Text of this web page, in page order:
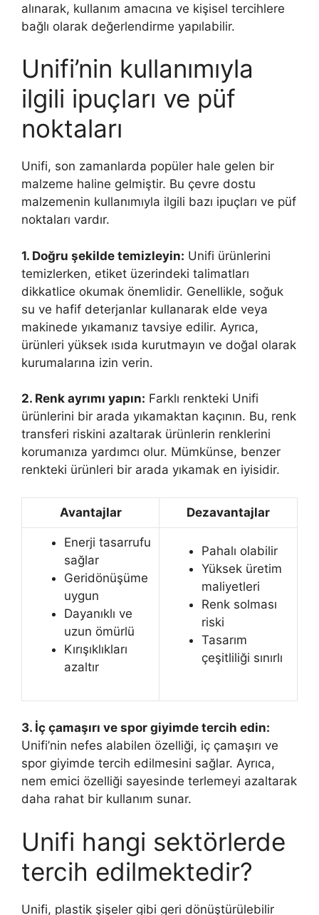
alınarak, kullanım amacına ve kişisel tercihlere
bağlı olarak değerlendirme yapılabilir.
Unifi’nin kullanımıyla
ilgili ipuçları ve püf
noktaları
Unifi, son zamanlarda popüler hale gelen bir
malzeme haline gelmiştir. Bu çevre dostu
malzemenin kullanımıyla ilgili bazı ipuçları ve püf
noktaları vardır.
1. Doğru şekilde temizleyin: Unifi ürünlerini
temizlerken, etiket üzerindeki talimatları
dikkatlice okumak önemlidir. Genellikle, soğuk
su ve hafif deterjanlar kullanarak elde veya
makinede yıkamanız tavsiye edilir. Ayrıca,
ürünleri yüksek ısıda kurutmayın ve doğal olarak
kurumalarına izin verin.
2. Renk ayrımı yapın: Farklı renkteki Unifi
ürünlerini bir arada yıkamaktan kaçının. Bu, renk
transferi riskini azaltarak ürünlerin renklerini
korumanıza yardımcı olur. Mümkünse, benzer
renkteki ürünleri bir arada yıkamak en iyisidir.
Avantajlar Dezavantajlar
Enerji tasarrufu
sağlar
Geridönüşüme
uygun
Dayanıklı ve
uzun ömürlü
Kırışıklıkları
azaltır
Pahalı olabilir
Yüksek üretim
maliyetleri
Renk solması
riski
Tasarım
çeşitliliği sınırlı
3. İç çamaşırı ve spor giyimde tercih edin:
Unifi’nin nefes alabilen özelliği, iç çamaşırı ve
spor giyimde tercih edilmesini sağlar. Ayrıca,
nem emici özelliği sayesinde terlemeyi azaltarak
daha rahat bir kullanım sunar.
Unifi hangi sektörlerde
tercih edilmektedir?
Unifi, plastik şişeler gibi geri dönüştürülebilir